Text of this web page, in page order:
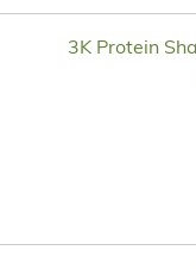
3K Protein